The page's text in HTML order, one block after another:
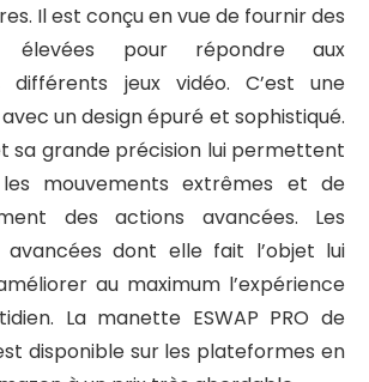
Il est conçu en vue de fournir des
élevées pour répondre aux
différents jeux vidéo. C’est une
un design épuré et sophistiqué.
sa grande précision lui permettent
mouvements extrêmes et de
des actions avancées. Les
avancées dont elle fait l’objet lui
au maximum l’expérience
La manette ESWAP PRO de
disponible sur les plateformes en